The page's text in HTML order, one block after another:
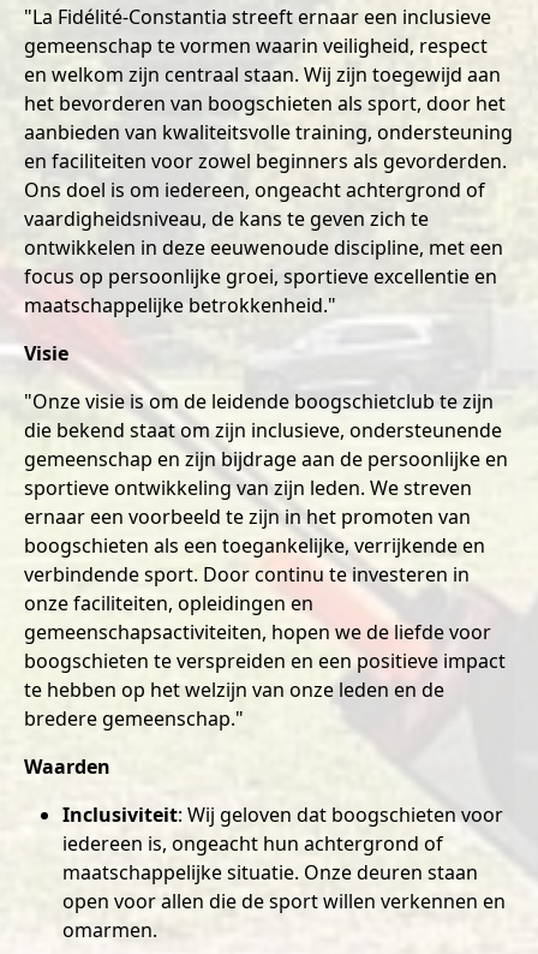
"La Fidélité-Constantia streeft ernaar een inclusieve
gemeenschap te vormen waarin veiligheid, respect
en welkom zijn centraal staan. Wij zijn toegewijd aan
het bevorderen van boogschieten als sport, door het
aanbieden van kwaliteitsvolle training, ondersteuning
en faciliteiten voor zowel beginners als gevorderden.
Ons doel is om iedereen, ongeacht achtergrond of
vaardigheidsniveau, de kans te geven zich te
ontwikkelen in deze eeuwenoude discipline, met een
focus op persoonlijke groei, sportieve excellentie en
maatschappelijke betrokkenheid."
Visie
"Onze visie is om de leidende boogschietclub te zijn
die bekend staat om zijn inclusieve, ondersteunende
gemeenschap en zijn bijdrage aan de persoonlijke en
sportieve ontwikkeling van zijn leden. We streven
ernaar een voorbeeld te zijn in het promoten van
boogschieten als een toegankelijke, verrijkende en
verbindende sport. Door continu te investeren in
onze faciliteiten, opleidingen en
gemeenschapsactiviteiten, hopen we de liefde voor
boogschieten te verspreiden en een positieve impact
te hebben op het welzijn van onze leden en de
bredere gemeenschap."
Waarden
Inclusiviteit: Wij geloven dat boogschieten voor
iedereen is, ongeacht hun achtergrond of
maatschappelijke situatie. Onze deuren staan
open voor allen die de sport willen verkennen en
omarmen.